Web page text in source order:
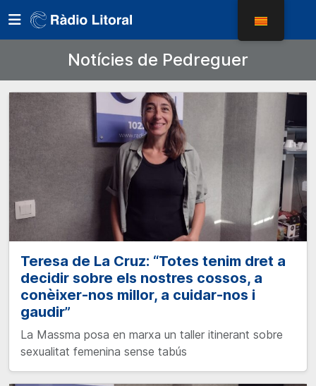
Notícies de Pedreguer
Teresa de La Cruz: “Totes tenim dret a
decidir sobre els nostres cossos, a
conèixer-nos millor, a cuidar-nos i
gaudir”
La Massma posa en marxa un taller itinerant sobre
sexualitat femenina sense tabús